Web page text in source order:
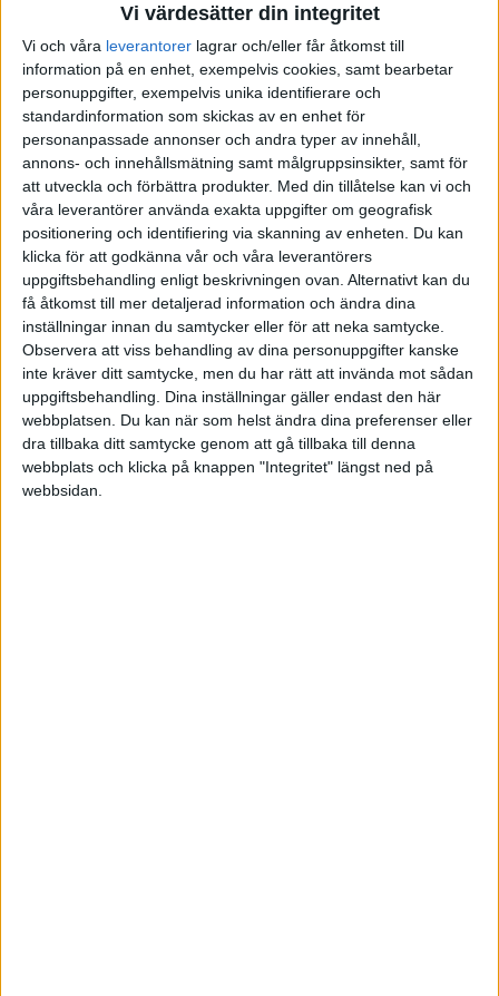
Vi värdesätter din integritet
Vi och våra leverantorer lagrar och/eller får åtkomst till
information på en enhet, exempelvis cookies, samt bearbetar
personuppgifter, exempelvis unika identifierare och
standardinformation som skickas av en enhet för
personanpassade annonser och andra typer av innehåll,
annons- och innehållsmätning samt målgruppsinsikter, samt för
att utveckla och förbättra produkter. Med din tillåtelse kan vi och
våra leverantörer använda exakta uppgifter om geografisk
positionering och identifiering via skanning av enheten. Du kan
klicka för att godkänna vår och våra leverantörers
uppgiftsbehandling enligt beskrivningen ovan. Alternativt kan du
få åtkomst till mer detaljerad information och ändra dina
inställningar innan du samtycker eller för att neka samtycke.
Observera att viss behandling av dina personuppgifter kanske
inte kräver ditt samtycke, men du har rätt att invända mot sådan
uppgiftsbehandling. Dina inställningar gäller endast den här
webbplatsen. Du kan när som helst ändra dina preferenser eller
dra tillbaka ditt samtycke genom att gå tillbaka till denna
webbplats och klicka på knappen "Integritet" längst ned på
webbsidan.
Downsizing – hinn ikapp dig själv
Lena Mangell
2018 kanske blir året då vi börjar prioritera att ses i
verkligheten!